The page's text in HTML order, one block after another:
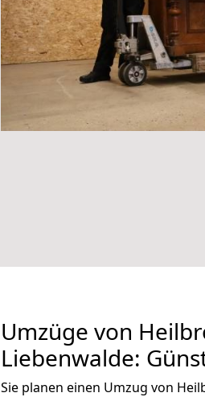
Umzüge von
Liebenwalde:
Sie planen einen Umzug von